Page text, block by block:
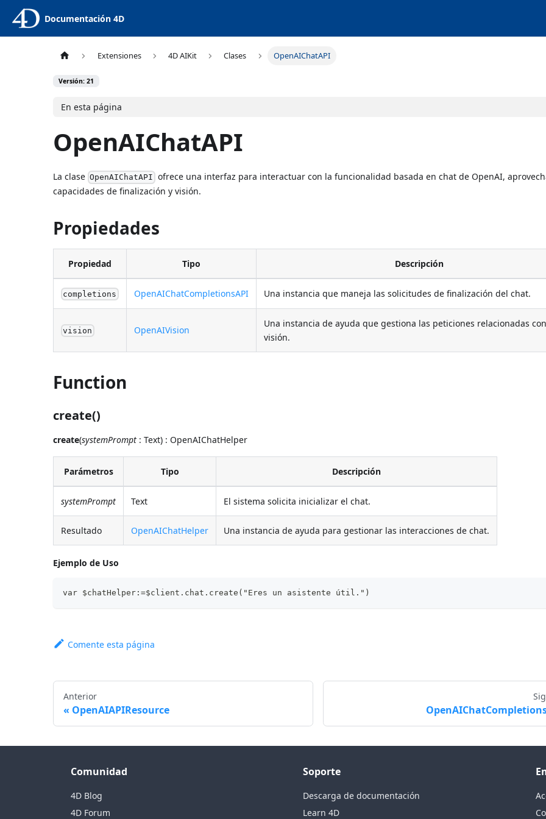
Documentación 4D
Extensiones 4D AIKit Clases OpenAIChatAPI
Versión: 21
En esta página
OpenAIChatAPI
La clase OpenAIChatAPI ofrece una interfaz para interactuar con la funcionalidad basada en chat de OpenAI,
capacidades de finalización y visión.
Propiedades
Propiedad Tipo Descripción
completions OpenAIChatCompletionsAPI Una instancia que maneja las solicitudes de finalización del chat.
vision OpenAIVision
Una instancia de ayuda que gestiona las peticiones relacionadas
visión.
Function
create()
create(systemPrompt : Text) : OpenAIChatHelper
Parámetros Tipo Descripción
systemPrompt Text El sistema solicita inicializar el chat.
Resultado OpenAIChatHelper Una instancia de ayuda para gestionar las interacciones de chat.
Ejemplo de Uso
var $chatHelper:=$client.chat.create("Eres un asistente útil.")
Comente esta página
Anterior
OpenAIAPIResource
Comunidad
4D Blog
4D Forum
Soporte
Descarga de documentación
Learn 4D